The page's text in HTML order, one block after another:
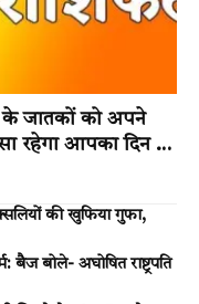
के जातकों को अपने
रहेगा आपका दिन …
की खुफिया गुफा,
बैज बोले- अघोषित राष्ट्रपति